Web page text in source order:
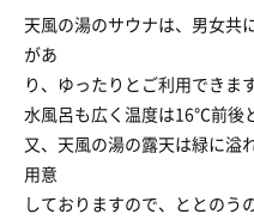
天風の湯のサウナは、男女共
があ
り、ゆったりとご利用できます
水風呂も広く温度は16℃前後
又、天風の湯の露天は緑に溢
用意
しておりますので、ととのう